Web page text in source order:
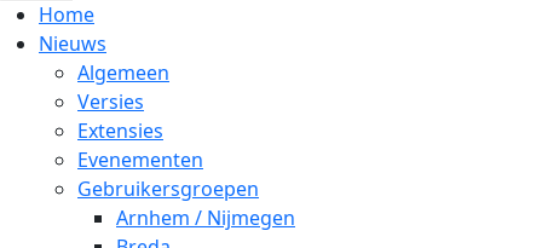
Home
Nieuws
Algemeen
Versies
Extensies
Evenementen
Gebruikersgroepen
Arnhem / Nijmegen